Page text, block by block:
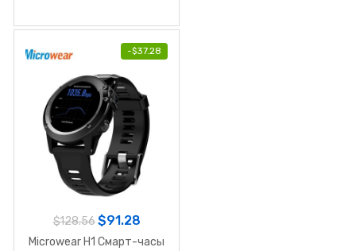
-$37.28
$128.56 $91.28
Microwear H1 Смарт-часы